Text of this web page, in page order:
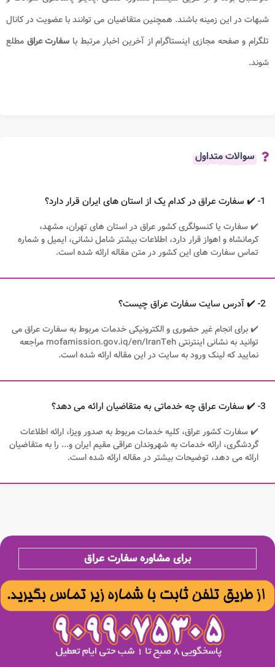
شبهات در این زمینه باشند. همچنین متقاضیان می توانند با عضویت در کانال
تلگرام و صفحه مجازی اینستاگرام از آخرین اخبار مرتبط با سفارت عراق مطلع
شوند.
سوالات متداول
1- ✔️ سفارت عراق در کدام یک از استان های ایران قرار دارد؟
✔️ سفارت یا کنسولگری کشور عراق در استان های تهران، مشهد،
کرمانشاه و اهواز قرار دارد، اطلاعات بیشتر شامل نشانی، ایمیل و شماره
تماس سفارت های این کشور در متن مقاله ارائه شده است.
2- ✔️ آدرس سایت سفارت عراق چیست؟
✔️ برای انجام غیر حضوری و الکترونیکی خدمات مربوط به سفارت عراق می
توانید به نشانی اینترنتی mofamission.gov.iq/en/IranTeh مراجعه
نمایید که لینک ورود به سایت در این مقاله ارائه شده است.
3- ✔️ سفارت عراق چه خدماتی به متقاضیان ارائه می دهد؟
✔️ سفارت کشور عراق، کلیه خدمات مربوط به صدور ویزا، ارائه اطلاعات
گردشگری، ارائه خدمات به شهروندان عراقی مقیم ایران و... را به متقاضیان
ارائه می دهد، توضیحات بیشتر در مقاله ارائه شده است.
برای مشاوره سفارت عراق